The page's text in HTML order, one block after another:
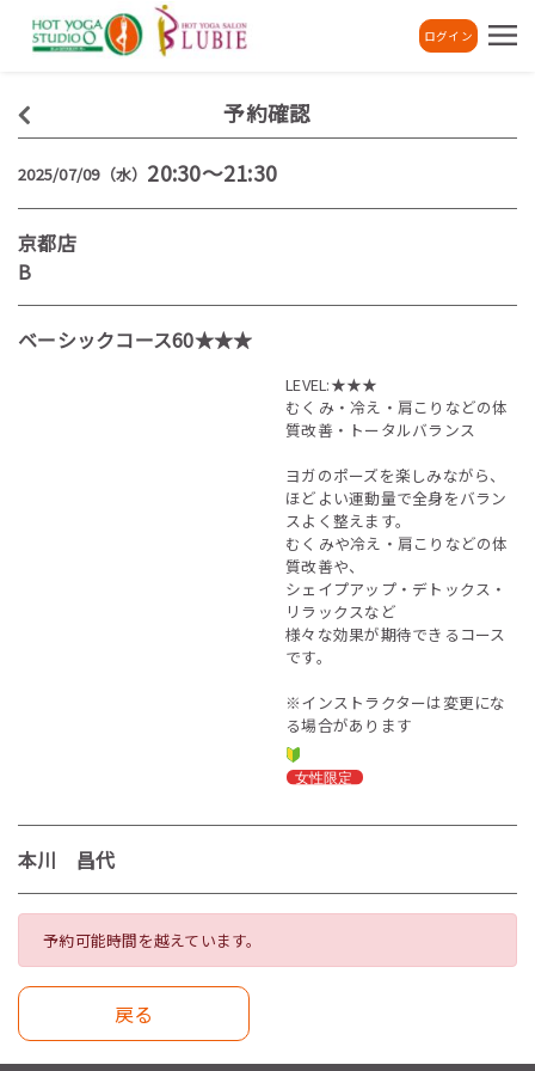
ログイン
予約確認
2025/07/09（水） 20:30～21:30
京都店
B
ベーシックコース60★★★
LEVEL:★★★
むくみ・冷え・肩こりなどの体
質改善・トータルバランス
ヨガのポーズを楽しみながら、
ほどよい運動量で全身をバラン
スよく整えます。
むくみや冷え・肩こりなどの体
質改善や、
シェイプアップ・デトックス・
リラックスなど
様々な効果が期待できるコース
です。
※インストラクターは変更にな
る場合があります
本川 昌代
予約可能時間を越えています。
戻る